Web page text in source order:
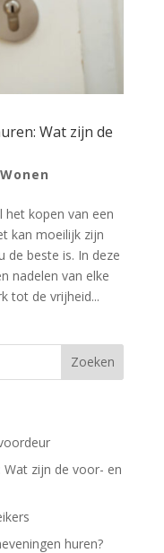
Wat zijn de
Wonen
het kopen van een
kan moeilijk zijn
de beste is. In deze
nadelen van elke
tot de vrijheid...
Wat zijn de voor- en
huren?